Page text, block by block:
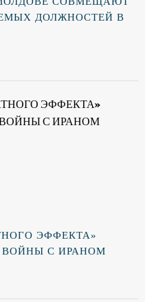
ДОЛЖНОСТЕЙ В
ЭФФЕКТА»
С ИРАНОМ